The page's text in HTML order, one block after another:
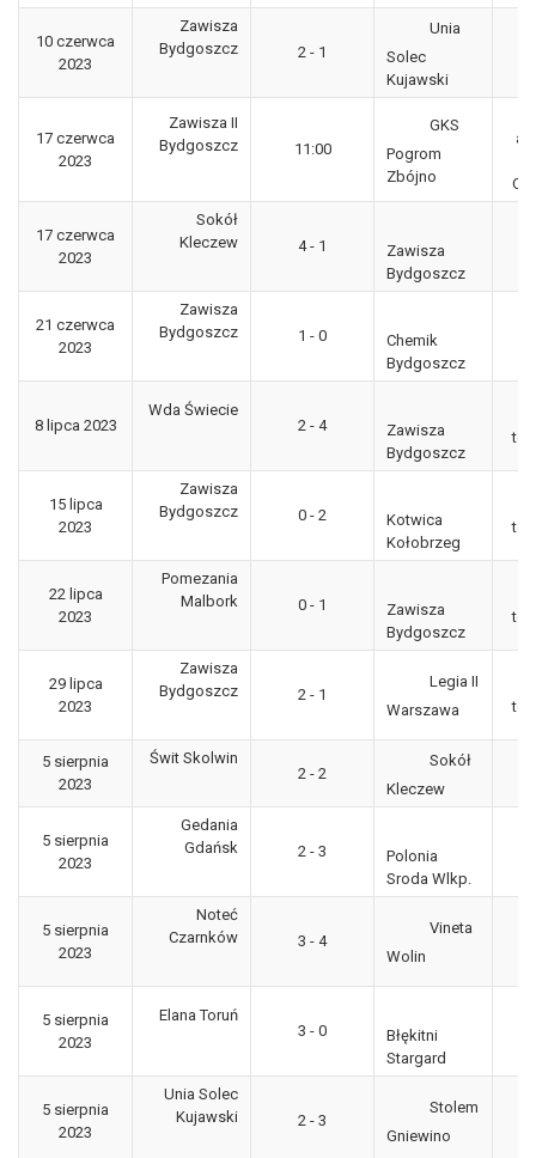
10 czerwca
2023
Zawisza
Bydgoszcz
2 - 1
Unia
Solec
Kujawski
17 czerwca
2023
Zawisza II
Bydgoszcz
11:00
GKS
Pogrom
Zbójno
17 czerwca
2023
Sokół
Kleczew
4 - 1
Zawisza
Bydgoszcz
21 czerwca
2023
Zawisza
Bydgoszcz
1 - 0
Chemik
Bydgoszcz
8 lipca 2023
Wda Świecie
2 - 4
Zawisza
Bydgoszcz
15 lipca
2023
Zawisza
Bydgoszcz
0 - 2
Kotwica
Kołobrzeg
22 lipca
2023
Pomezania
Malbork
0 - 1
Zawisza
Bydgoszcz
29 lipca
2023
Zawisza
Bydgoszcz
2 - 1
Legia II
Warszawa
5 sierpnia
2023
Świt Skolwin
2 - 2
Sokół
Kleczew
5 sierpnia
2023
Gedania
Gdańsk
2 - 3
Polonia
Sroda Wlkp.
5 sierpnia
2023
Noteć
Czarnków
3 - 4
Vineta
Wolin
5 sierpnia
2023
Elana Toruń
3 - 0
Błękitni
Stargard
5 sierpnia
2023
Unia Solec
Kujawski
2 - 3
Stolem
Gniewino